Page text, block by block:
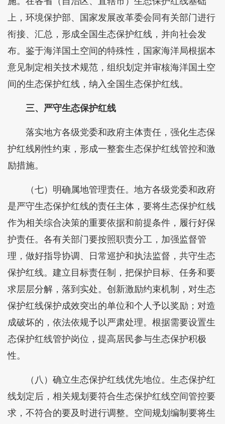
上，环境保护部、国家发展改革委会同有关部门进行
衔接、汇总，形成全国生态保护红线，并向社会发
布。鉴于海洋国土空间的特殊性，国家海洋局根据本
意见制定相关技术规范，组织划定并审核海洋国土空
间的生态保护红线，纳入全国生态保护红线。
三、严守生态保护红线
落实地方各级党委和政府主体责任，强化生态保
护红线刚性约束，形成一整套生态保护红线管控和激
励措施。
（七）明确属地管理责任。地方各级党委和政府
是严守生态保护红线的责任主体，要将生态保护红线
作为相关综合决策的重要依据和前提条件，履行好保
护责任。各有关部门要按照职责分工，加强监督管
理，做好指导协调、日常巡护和执法监督，共守生态
保护红线。建立目标责任制，把保护目标、任务和要
求层层分解，落到实处。创新激励约束机制，对生态
保护红线保护成效突出的单位和个人予以奖励；对造
成破坏的，依法依规予以严肃处理。根据需要设置生
态保护红线管护岗位，提高居民参与生态保护积极
性。
（八）确立生态保护红线优先地位。生态保护红
线划定后，相关规划要符合生态保护红线空间管控要
求，不符合的要及时进行调整。空间规划编制要将生